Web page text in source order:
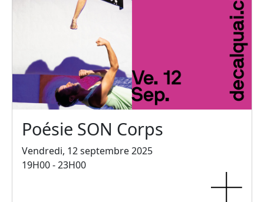
Poésie SON Corps
Vendredi, 12 septembre 2025
19H00 - 23H00